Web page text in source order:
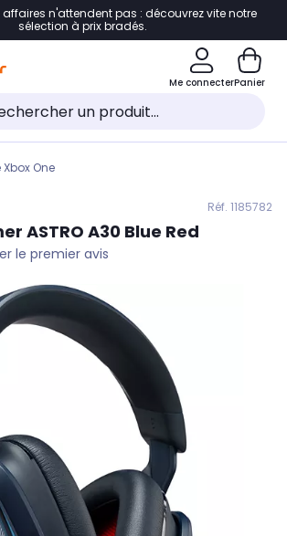
à la navigation
au pied de page
au chatbot
affaires n'attendent pas : découvrez vite notre
sélection à prix bradés.
Me connecterPanier
One
Réf. 1185782
ASTRO A30 Blue Red
le premier avis